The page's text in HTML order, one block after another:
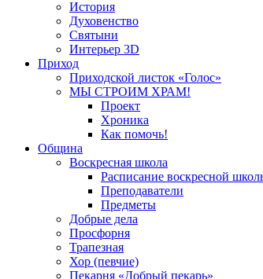
История
Духовенство
Святыни
Интерьер 3D
Приход
Приходской листок «Голос»
МЫ СТРОИМ ХРАМ!
Проект
Хроника
Как помочь!
Община
Воскресная школа
Расписание воскресной
Преподаватели
Предметы
Добрые дела
Просфорня
Трапезная
Хор (певчие)
Пекарня «Добрый пекарь»